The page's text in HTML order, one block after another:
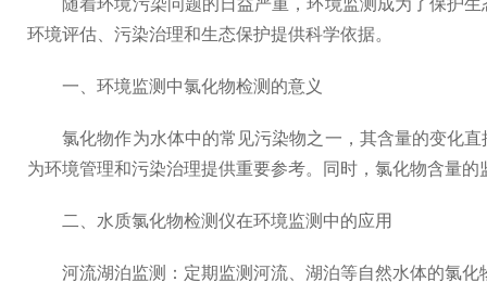
随着环境污染问题的日益严重，环境监测成为了保护
环境评估、污染治理和生态保护提供科学依据。
一、环境监测中氯化物检测的意义
氯化物作为水体中的常见污染物之一，其含量的变化直
为环境管理和污染治理提供重要参考。同时，氯化物含量
二、水质氯化物检测仪在环境监测中的应用
河流湖泊监测：定期监测河流、湖泊等自然水体的氯化